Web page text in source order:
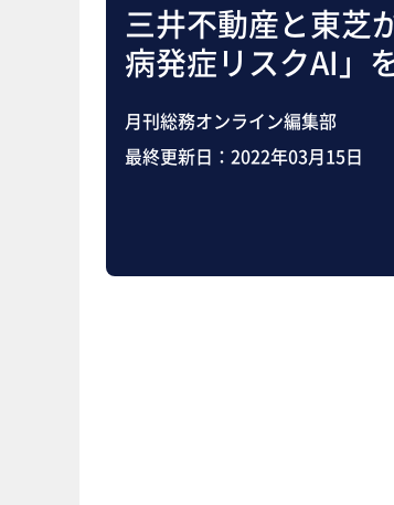
三井不動産と東
病発症リスクAI」
月刊総務オンライン編集部
最終更新日： 2022年03月15日